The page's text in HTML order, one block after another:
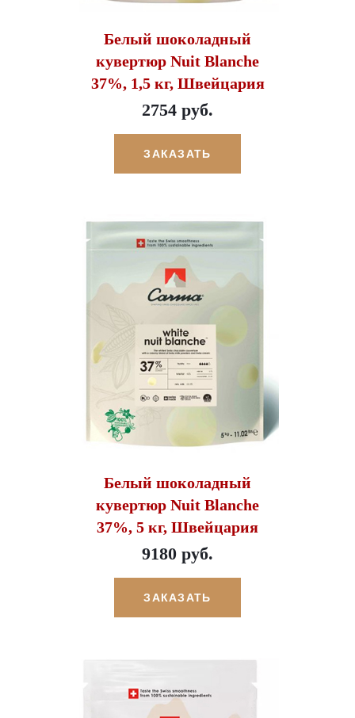
Белый шоколадный
кувертюр Nuit Blanche
37%, 1,5 кг, Швейцария
2754 руб.
ЗАКАЗАТЬ
Белый шоколадный
кувертюр Nuit Blanche
37%, 5 кг, Швейцария
9180 руб.
ЗАКАЗАТЬ